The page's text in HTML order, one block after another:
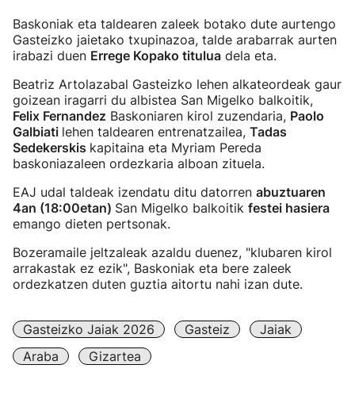
Baskoniak eta taldearen zaleek botako dute aurtengo
Gasteizko jaietako txupinazoa, talde arabarrak aurten
irabazi duen Errege Kopako titulua dela eta.
Beatriz Artolazabal Gasteizko lehen alkateordeak gaur
goizean iragarri du albistea San Migelko balkoitik,
Felix Fernandez Baskoniaren kirol zuzendaria, Paolo
Galbiati lehen taldearen entrenatzailea, Tadas
Sedekerskis kapitaina eta Myriam Pereda
baskoniazaleen ordezkaria alboan zituela.
EAJ udal taldeak izendatu ditu datorren abuztuaren
4an (18:00etan) San Migelko balkoitik festei hasiera
emango dieten pertsonak.
Bozeramaile jeltzaleak azaldu duenez, "klubaren kirol
arrakastak ez ezik", Baskoniak eta bere zaleek
ordezkatzen duten guztia aitortu nahi izan dute.
Gasteizko Jaiak 2026 Gasteiz
Jaiak
Araba
Gizartea